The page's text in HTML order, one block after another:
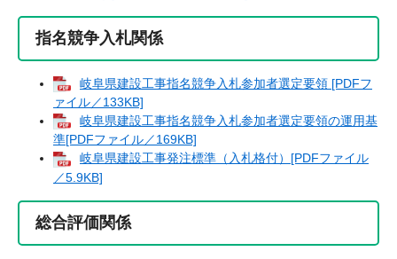
指名競争入札関係
岐阜県建設工事指名競争入札参加者選定要領 [PDFフ
ァイル／133KB]
岐阜県建設工事指名競争入札参加者選定要領の運用基
準[PDFファイル／169KB]
岐阜県建設工事発注標準（入札格付）[PDFファイル
／5.9KB]
総合評価関係